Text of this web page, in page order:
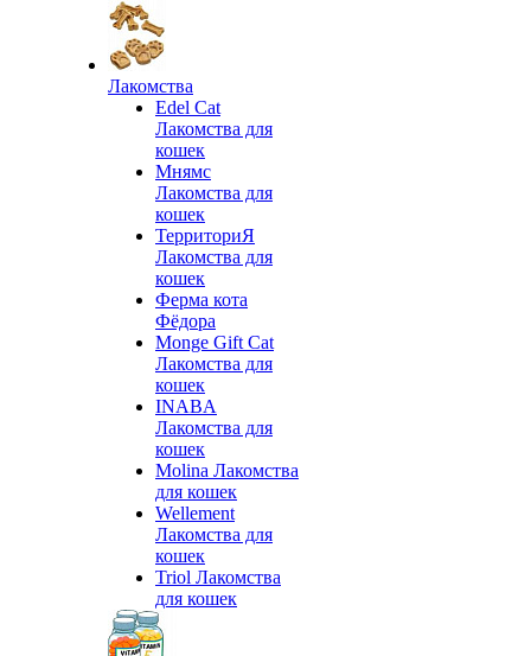
Лакомства
Edel Cat
Лакомства для
кошек
Мнямс
Лакомства для
кошек
ТерриториЯ
Лакомства для
кошек
Ферма кота
Фёдора
Monge Gift Cat
Лакомства для
кошек
INABA
Лакомства для
кошек
Molina Лакомства
для кошек
Wellement
Лакомства для
кошек
Triol Лакомства
для кошек